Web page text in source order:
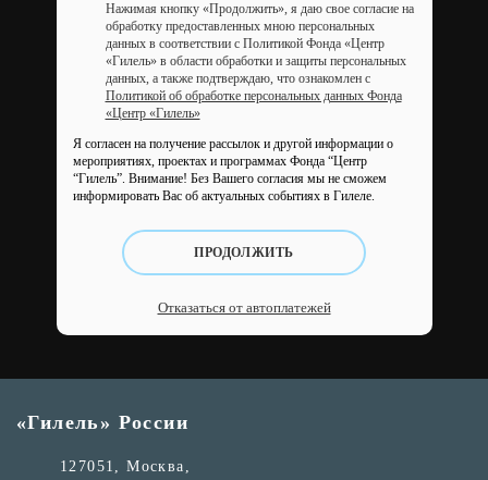
Нажимая кнопку «Продолжить», я даю свое согласие на
обработку предоставленных мною персональных
данных в соответствии с Политикой Фонда «Центр
«Гилель» в области обработки и защиты персональных
данных, а также подтверждаю, что ознакомлен с
Политикой об обработке персональных данных Фонда
«Центр «Гилель»
Я согласен на получение рассылок и другой информации о
мероприятиях, проектах и программах Фонда “Центр
“Гилель”. Внимание! Без Вашего согласия мы не сможем
информировать Вас об актуальных событиях в Гилеле.
ПРОДОЛЖИТЬ
Отказаться от автоплатежей
«Гилель» России
127051, Москва,